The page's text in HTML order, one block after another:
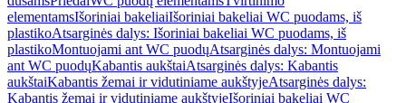
elementamsIšoriniai bakeliaiIšoriniai bakeliai WC puodams, iš
plastikoAtsarginės dalys: Išoriniai bakeliai WC puodams, iš
plastikoMontuojami ant WC puodųAtsarginės dalys: Montuojami
ant WC puodųKabantis aukštaiAtsarginės dalys: Kabantis
aukštaiKabantis žemai ir vidutiniame aukštyjeAtsarginės dalys:
Kabantis žemai ir vidutiniame aukštyjeIšoriniai bakeliai WC